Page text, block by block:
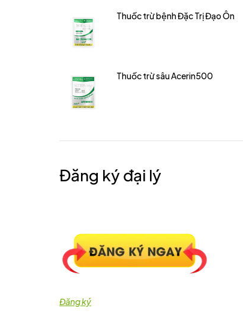
Thuốc trừ bệnh Đặc Trị Đạo Ôn
Thuốc trừ sâu Acerin500
Đăng ký đại lý
Đăng ký